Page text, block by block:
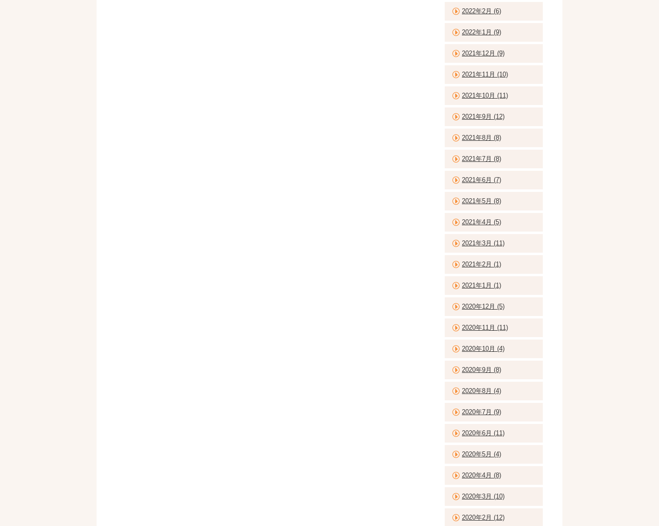
2022年2月 (6)
2022年1月 (9)
2021年12月 (9)
2021年11月 (10)
2021年10月 (11)
2021年9月 (12)
2021年8月 (8)
2021年7月 (8)
2021年6月 (7)
2021年5月 (8)
2021年4月 (5)
2021年3月 (11)
2021年2月 (1)
2021年1月 (1)
2020年12月 (5)
2020年11月 (11)
2020年10月 (4)
2020年9月 (8)
2020年8月 (4)
2020年7月 (9)
2020年6月 (11)
2020年5月 (4)
2020年4月 (8)
2020年3月 (10)
2020年2月 (12)